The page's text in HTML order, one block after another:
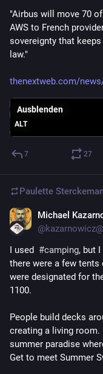
"Airbus will move 70
AWS to French
sovereignty that keeps
law."
thenextweb.com/
ALT
Ausblenden
7 27
Paulette
Michael
@
I used #camping, but
there were a few tents
were designated for
1100.
People build decks
creating a living room.
summer paradise
Get to meet Summer